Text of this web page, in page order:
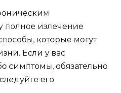
полное излечение
которые могут
Если у вас
симптомы, обязательно
его